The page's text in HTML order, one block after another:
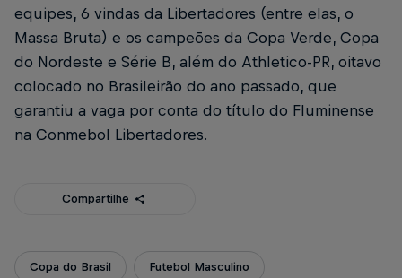
equipes, 6 vindas da Libertadores (entre elas, o
Massa Bruta) e os campeões da Copa Verde, Copa
do Nordeste e Série B, além do Athletico-PR, oitavo
colocado no Brasileirão do ano passado, que
garantiu a vaga por conta do título do Fluminense
na Conmebol Libertadores.
Compartilhe
Copa do Brasil Futebol Masculino